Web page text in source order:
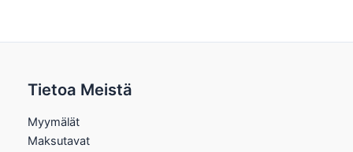
Tietoa Meistä
Myymälät
Maksutavat